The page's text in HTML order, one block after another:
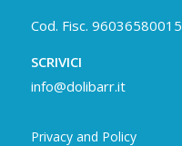
Cod. Fisc. 96036580015
SCRIVICI
info@dolibarr.it
Privacy and Policy